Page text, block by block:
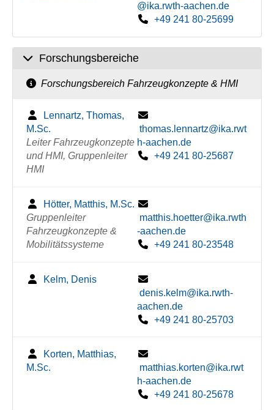
@ika.rwth-aachen.de
+49 241 80-25699
Forschungsbereiche
Forschungsbereich Fahrzeugkonzepte & HMI
Lennartz, Thomas,
M.Sc.
Leiter Fahrzeugkonzepte
und HMI, Gruppenleiter
HMI
thomas.lennartz@ika.rwt
h-aachen.de
+49 241 80-25687
Hötter, Matthis, M.Sc.
Gruppenleiter
Fahrzeugkonzepte &
Mobilitätssysteme
matthis.hoetter@ika.rwth
-aachen.de
+49 241 80-23548
Kelm, Denis
denis.kelm@ika.rwth-
aachen.de
+49 241 80-25703
Korten, Matthias,
M.Sc.
matthias.korten@ika.rwt
h-aachen.de
+49 241 80-25678